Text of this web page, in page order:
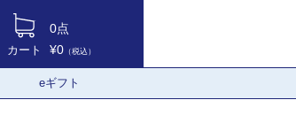
カート
0点
¥0 （税込）
eギフト